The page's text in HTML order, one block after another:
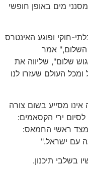
מים באופן חופשי
חוקי ופוגע האינטרס
השלום," אמר
שלום", שליווה את
העולם שעזרו לנו
מסייע בשום צורה
ירי הקסאמים:
ראשי החמאס:
עם ישראל."
בשלבי תיכנון.